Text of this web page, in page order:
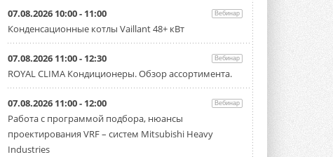
«Датарк» испытал модульный
ЦОД с плотностью 54 кВт на
стойку
Испытания прошли на собственной
производственной площадке и были ...
3 АВГУСТА 2026
Samsung выпускает VRF-
систему DVM на R32
Линейка включает семь типоразмеров
производительностью от 22,4 до 56 кВт.
07.08.2026 10:00 - 11:00 Вебинар
Конденсационные котлы Vaillant 48+ кВт
07.08.2026 11:00 - 12:30 Вебинар
ROYAL CLIMA Кондиционеры. Обзор ассортимента.
07.08.2026 11:00 - 12:00 Вебинар
Работа с программой подбора, нюансы
проектирования VRF – систем Mitsubishi Heavy
Industries